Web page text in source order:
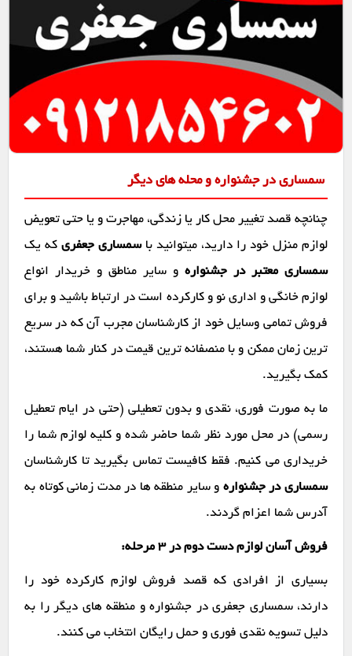
سمساری در جشنواره و محله های دیگر
چنانچه قصد تغییر محل کار یا زندگی، مهاجرت و یا حتی تعویض
لوازم منزل خود را دارید، میتوانید باسمساری جعفری که یک
سمساری معتبر در جشنواره و سایر مناطق و خریدار انواع
لوازم خانگی و اداری نو و کارکرده است در ارتباط باشید و برای
فروش تمامی وسایل خود از کارشناسان مجرب آن که در سریع
ترین زمان ممکن و با منصفانه ترین قیمت در کنار شما هستند،
کمک بگیرید.
ما به صورت فوری، نقدی و بدون تعطیلی (حتی در ایام تعطیل
رسمی) در محل مورد نظر شما حاضر شده و کلیه لوازم شما را
خریداری می کنیم. فقط کافیست تماس بگیرید تا کارشناسان
سمساری در جشنواره و سایر منطقه ها در مدت زمانی کوتاه به
آدرس شما اعزام گردند.
فروش آسان لوازم دست دوم در ۳ مرحله:
بسیاری از افرادی که قصد فروش لوازم کارکرده خود را
دارند، سمساری جعفری در جشنواره و منطقه های دیگر را به
دلیل تسویه نقدی فوری و حمل رایگان انتخاب می کنند.